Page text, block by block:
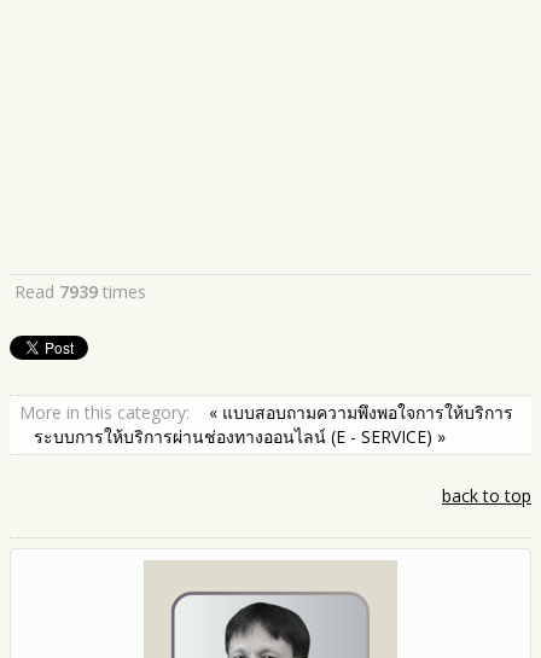
Read 7939 times
More in this category:
« แบบสอบถามความพึงพอใจการให้บริการ
ระบบการให้บริการผ่านช่องทางออนไลน์ (E - SERVICE) »
back to top